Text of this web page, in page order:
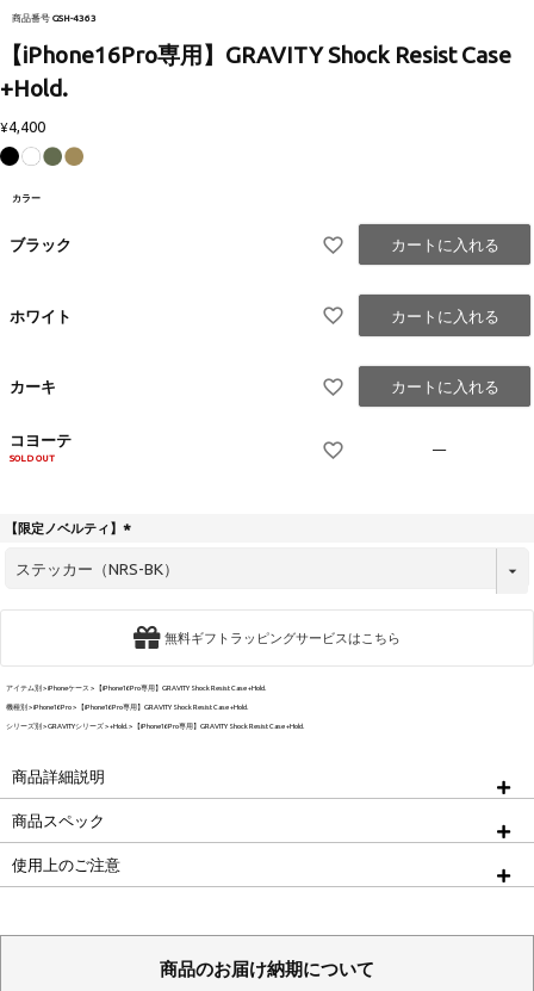
商品番号 GSH-4363
【iPhone16Pro専用】GRAVITY Shock Resist Case
+Hold.
¥4,400
カラー
ブラック カートに入れる
ホワイト カートに入れる
カーキ カートに入れる
コヨーテ
SOLD OUT
—
【限定ノベルティ】
必
無料ギフトラッピングサービスはこちら
アイテム別 iPhoneケース 【iPhone16Pro専用】GRAVITY Shock Resist Case +Hold.
機種別 iPhone16Pro 【iPhone16Pro専用】GRAVITY Shock Resist Case +Hold.
シリーズ別 GRAVITYシリーズ +Hold. 【iPhone16Pro専用】GRAVITY Shock Resist Case +Hold.
商品詳細説明
商品スペック
使用上のご注意
商品のお届け納期について